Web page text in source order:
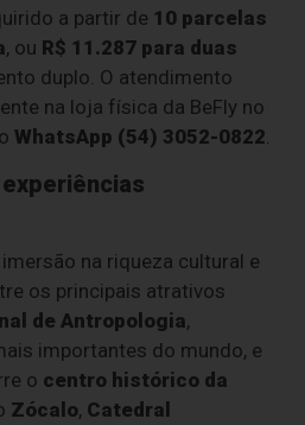
a partir de 10 parcelas
, ou R$ 11.287 para duas
duplo. O atendimento
na loja física da BeFly no
WhatsApp (54) 3052-0822
na riqueza cultural e
os principais atrativos
de Antropologia,
importantes do mundo, e
o centro histórico da
Zócalo, Catedral